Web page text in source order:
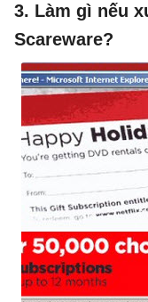
3. Làm gì nếu
Scareware?